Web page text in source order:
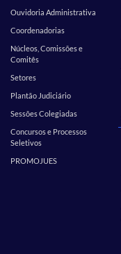
Ouvidoria Administrativa
Coordenadorias
Núcleos, Comissões e
Comitês
Setores
Plantão Judiciário
Sessões Colegiadas
Concursos e Processos
Seletivos
PROMOJUES